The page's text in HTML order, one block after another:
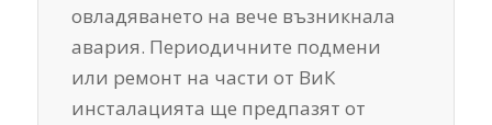
овладяването на вече възникнала
авария. Периодичните подмени
или ремонт на части от ВиК
инсталацията ще предпазят от